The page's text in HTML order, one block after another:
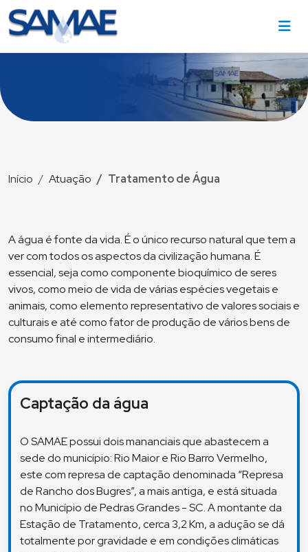
Início Atuação Tratamento de Água
A água é fonte da vida. É o único recurso natural que tem a
ver com todos os aspectos da civilização humana. É
essencial, seja como componente bioquímico de seres
vivos, como meio de vida de várias espécies vegetais e
animais, como elemento representativo de valores sociais e
culturais e até como fator de produção de vários bens de
consumo final e intermediário.
Captação da água
O SAMAE possui dois mananciais que abastecem a
sede do município: Rio Maior e Rio Barro Vermelho,
este com represa de captação denominada “Represa
de Rancho dos Bugres”, a mais antiga, e está situada
no Município de Pedras Grandes - SC. A montante da
Estação de Tratamento, cerca 3,2 Km, a adução se dá
totalmente por gravidade e em condições climáticas